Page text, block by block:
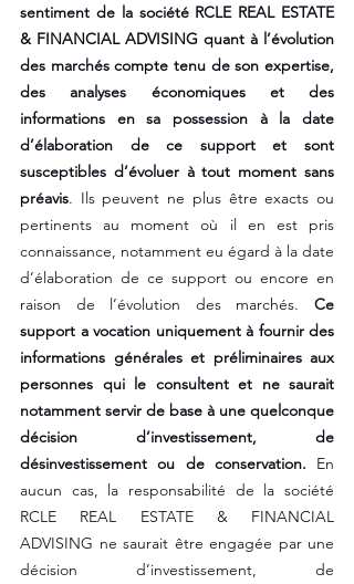
sentiment de la société RCLE REAL ESTATE
& FINANCIAL ADVISING quant à l’évolution
des marchés compte tenu de son expertise,
des analyses économiques et des
informations en sa possession à la date
d’élaboration de ce support et sont
susceptibles d’évoluer à tout moment sans
préavis. Ils peuvent ne plus être exacts ou
pertinents au moment où il en est pris
connaissance, notamment eu égard à la date
d’élaboration de ce support ou encore en
raison de l’évolution des marchés. Ce
support a vocation uniquement à fournir des
informations générales et préliminaires aux
personnes qui le consultent et ne saurait
notamment servir de base à une quelconque
décision d’investissement, de
désinvestissement ou de conservation. En
aucun cas, la responsabilité de la société
RCLE REAL ESTATE & FINANCIAL
ADVISING ne saurait être engagée par une
décision d’investissement, de